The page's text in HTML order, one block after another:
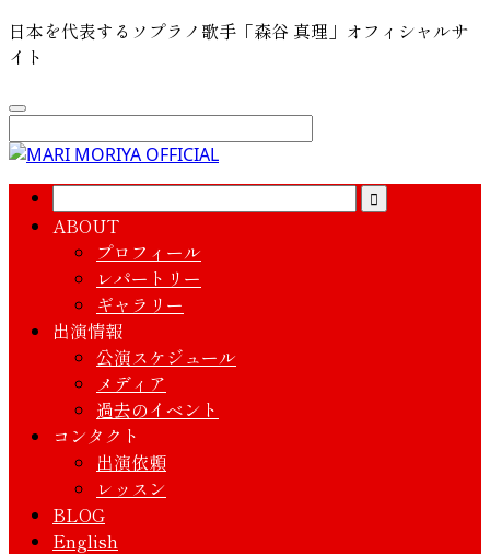
日本を代表するソプラノ歌手「森谷 真理」オフィシャルサ
イト
ABOUT
プロフィール
レパートリー
ギャラリー
出演情報
公演スケジュール
メディア
過去のイベント
コンタクト
出演依頼
レッスン
BLOG
English